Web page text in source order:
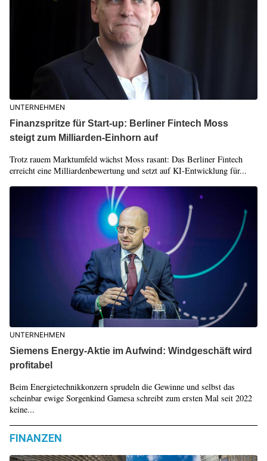
UNTERNEHMEN
Finanzspritze für Start-up: Berliner Fintech Moss
steigt zum Milliarden-Einhorn auf
Trotz rauem Marktumfeld wächst Moss rasant: Das Berliner Fintech
erreicht eine Milliardenbewertung und setzt auf KI-Entwicklung für...
UNTERNEHMEN
Siemens Energy-Aktie im Aufwind: Windgeschäft wird
profitabel
Beim Energietechnikkonzern sprudeln die Gewinne und selbst das
scheinbar ewige Sorgenkind Gamesa schreibt zum ersten Mal seit 2022
keine...
FINANZEN